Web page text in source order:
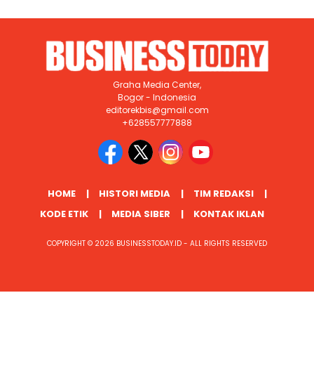
Graha Media Center,
Bogor - Indonesia
editorekbis@gmail.com
+628557777888
HOME HISTORI MEDIA
TIM REDAKSI
KODE ETIK
MEDIA SIBER KONTAK IKLAN
COPYRIGHT © 2026 BUSINESSTODAY.ID - ALL RIGHTS RESERVED